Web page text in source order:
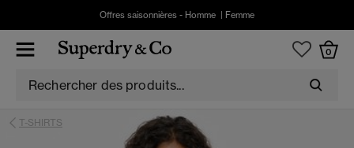
Offres saisonnières - Homme Femme
0
T-SHIRTS